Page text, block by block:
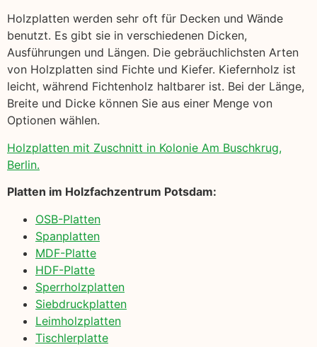
Holzplatten werden sehr oft für Decken und Wände
benutzt. Es gibt sie in verschiedenen Dicken,
Ausführungen und Längen. Die gebräuchlichsten Arten
von Holzplatten sind Fichte und Kiefer. Kiefernholz ist
leicht, während Fichtenholz haltbarer ist. Bei der Länge,
Breite und Dicke können Sie aus einer Menge von
Optionen wählen.
Holzplatten mit Zuschnitt in Kolonie Am Buschkrug,
Berlin.
Platten im Holzfachzentrum Potsdam:
OSB-Platten
Spanplatten
MDF-Platte
HDF-Platte
Sperrholzplatten
Siebdruckplatten
Leimholzplatten
Tischlerplatte